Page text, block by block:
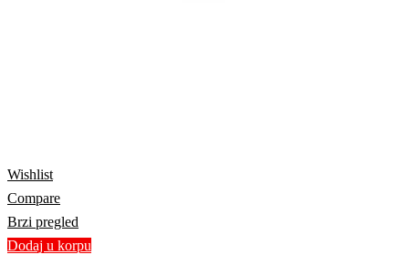
Wishlist
Compare
Brzi pregled
Dodaj u korpu